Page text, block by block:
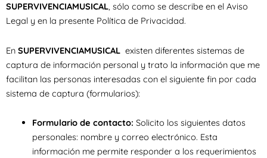
SUPERVIVENCIAMUSICAL, sólo como se describe en el Aviso
Legal y en la presente Política de Privacidad.
En SUPERVIVENCIAMUSICAL existen diferentes sistemas de
captura de información personal y trato la información que me
facilitan las personas interesadas con el siguiente fin por cada
sistema de captura (formularios):
Formulario de contacto: Solicito los siguientes datos
personales: nombre y correo electrónico. Esta
información me permite responder a los requerimientos